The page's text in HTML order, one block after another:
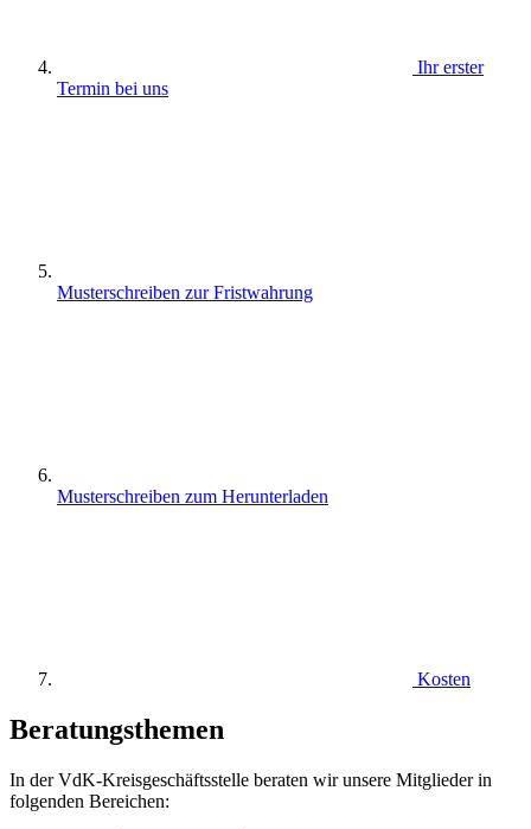
Ihr erster
Termin bei uns
Musterschreiben zur Fristwahrung
Musterschreiben zum Herunterladen
Kosten
Beratungsthemen
In der VdK-Kreisgeschäftsstelle beraten wir unsere Mitglieder in
folgenden Bereichen: